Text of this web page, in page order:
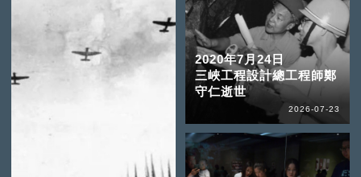
2020年7月24日
三峽工程設計總工程師鄭
守仁逝世
2026-07-23